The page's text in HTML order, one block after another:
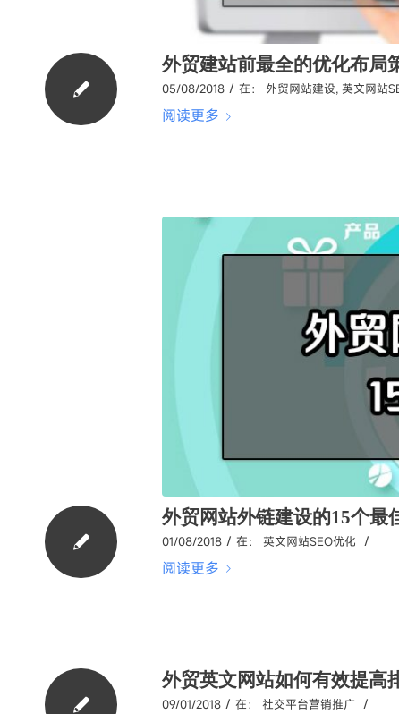
外贸建站前最全的优化布局
05/08/2018 / 在： 外贸网站建设, 英文网站
阅读更多
外贸网站外链建设的15个最
01/08/2018 / 在： 英文网站SEO优化 /
阅读更多
外贸英文网站如何有效提高
09/01/2018 / 在： 社交平台营销推广 /